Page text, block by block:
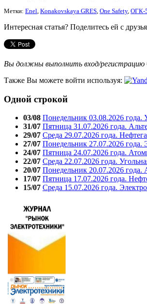
Метки: Enel, Konakovskaya GRES, One Safety, ОГК-
Интересная статья? Поделитесь ей с
Вы должны выполнить вход/
Также Вы можете войти используя:
Одной строкой
03/08 Понедельник 03.08.2026 года.
31/07 Пятница 31.07.2026 года.
29/07 Среда 29.07.2026 года.
27/07 Понедельник 27.07.2026 года.
24/07 Пятница 24.07.2026 года.
22/07 Среда 22.07.2026 года.
20/07 Понедельник 20.07.2026 года.
17/07 Пятница 17.07.2026 года.
15/07 Среда 15.07.2026 года.